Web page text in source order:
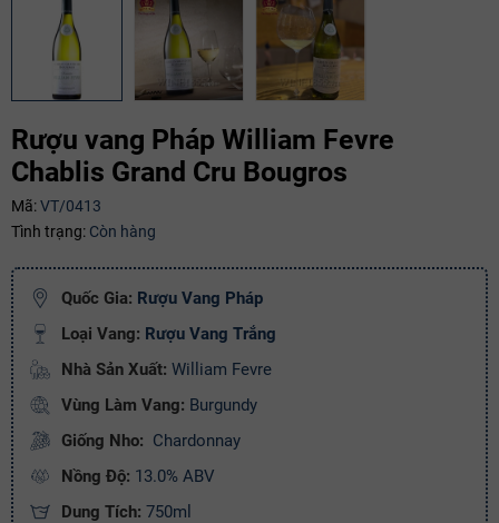
Rượu vang Pháp William Fevre
Chablis Grand Cru Bougros
Mã:VT/0413
Tình trạng: Còn hàng
Quốc Gia: Rượu Vang Pháp
Loại Vang: Rượu Vang Trắng
Nhà Sản Xuất: William Fevre
Vùng Làm Vang: Burgundy
Giống Nho: Chardonnay
Nồng Độ: 13.0% ABV
Dung Tích: 750ml
Mã giảm giá:
Điều kiện: